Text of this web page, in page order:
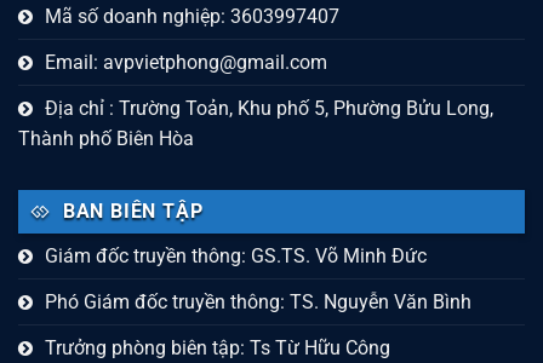
Mã số doanh nghiệp: 3603997407
Email: avpvietphong@gmail.com
Địa chỉ : Trường Toản, Khu phố 5, Phường Bửu Long,
Thành phố Biên Hòa
BAN BIÊN TẬP
Giám đốc truyền thông: GS.TS. Võ Minh Đức
Phó Giám đốc truyền thông: TS. Nguyễn Văn Bình
Trưởng phòng biên tập: Ts Từ Hữu Công